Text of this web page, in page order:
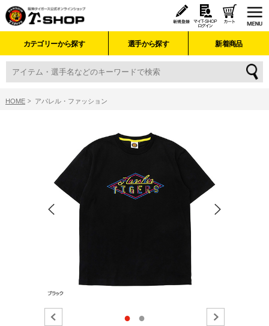
カテゴリーから探す 選手から探す 新着商品
HOME アパレル・ファッション
● ●